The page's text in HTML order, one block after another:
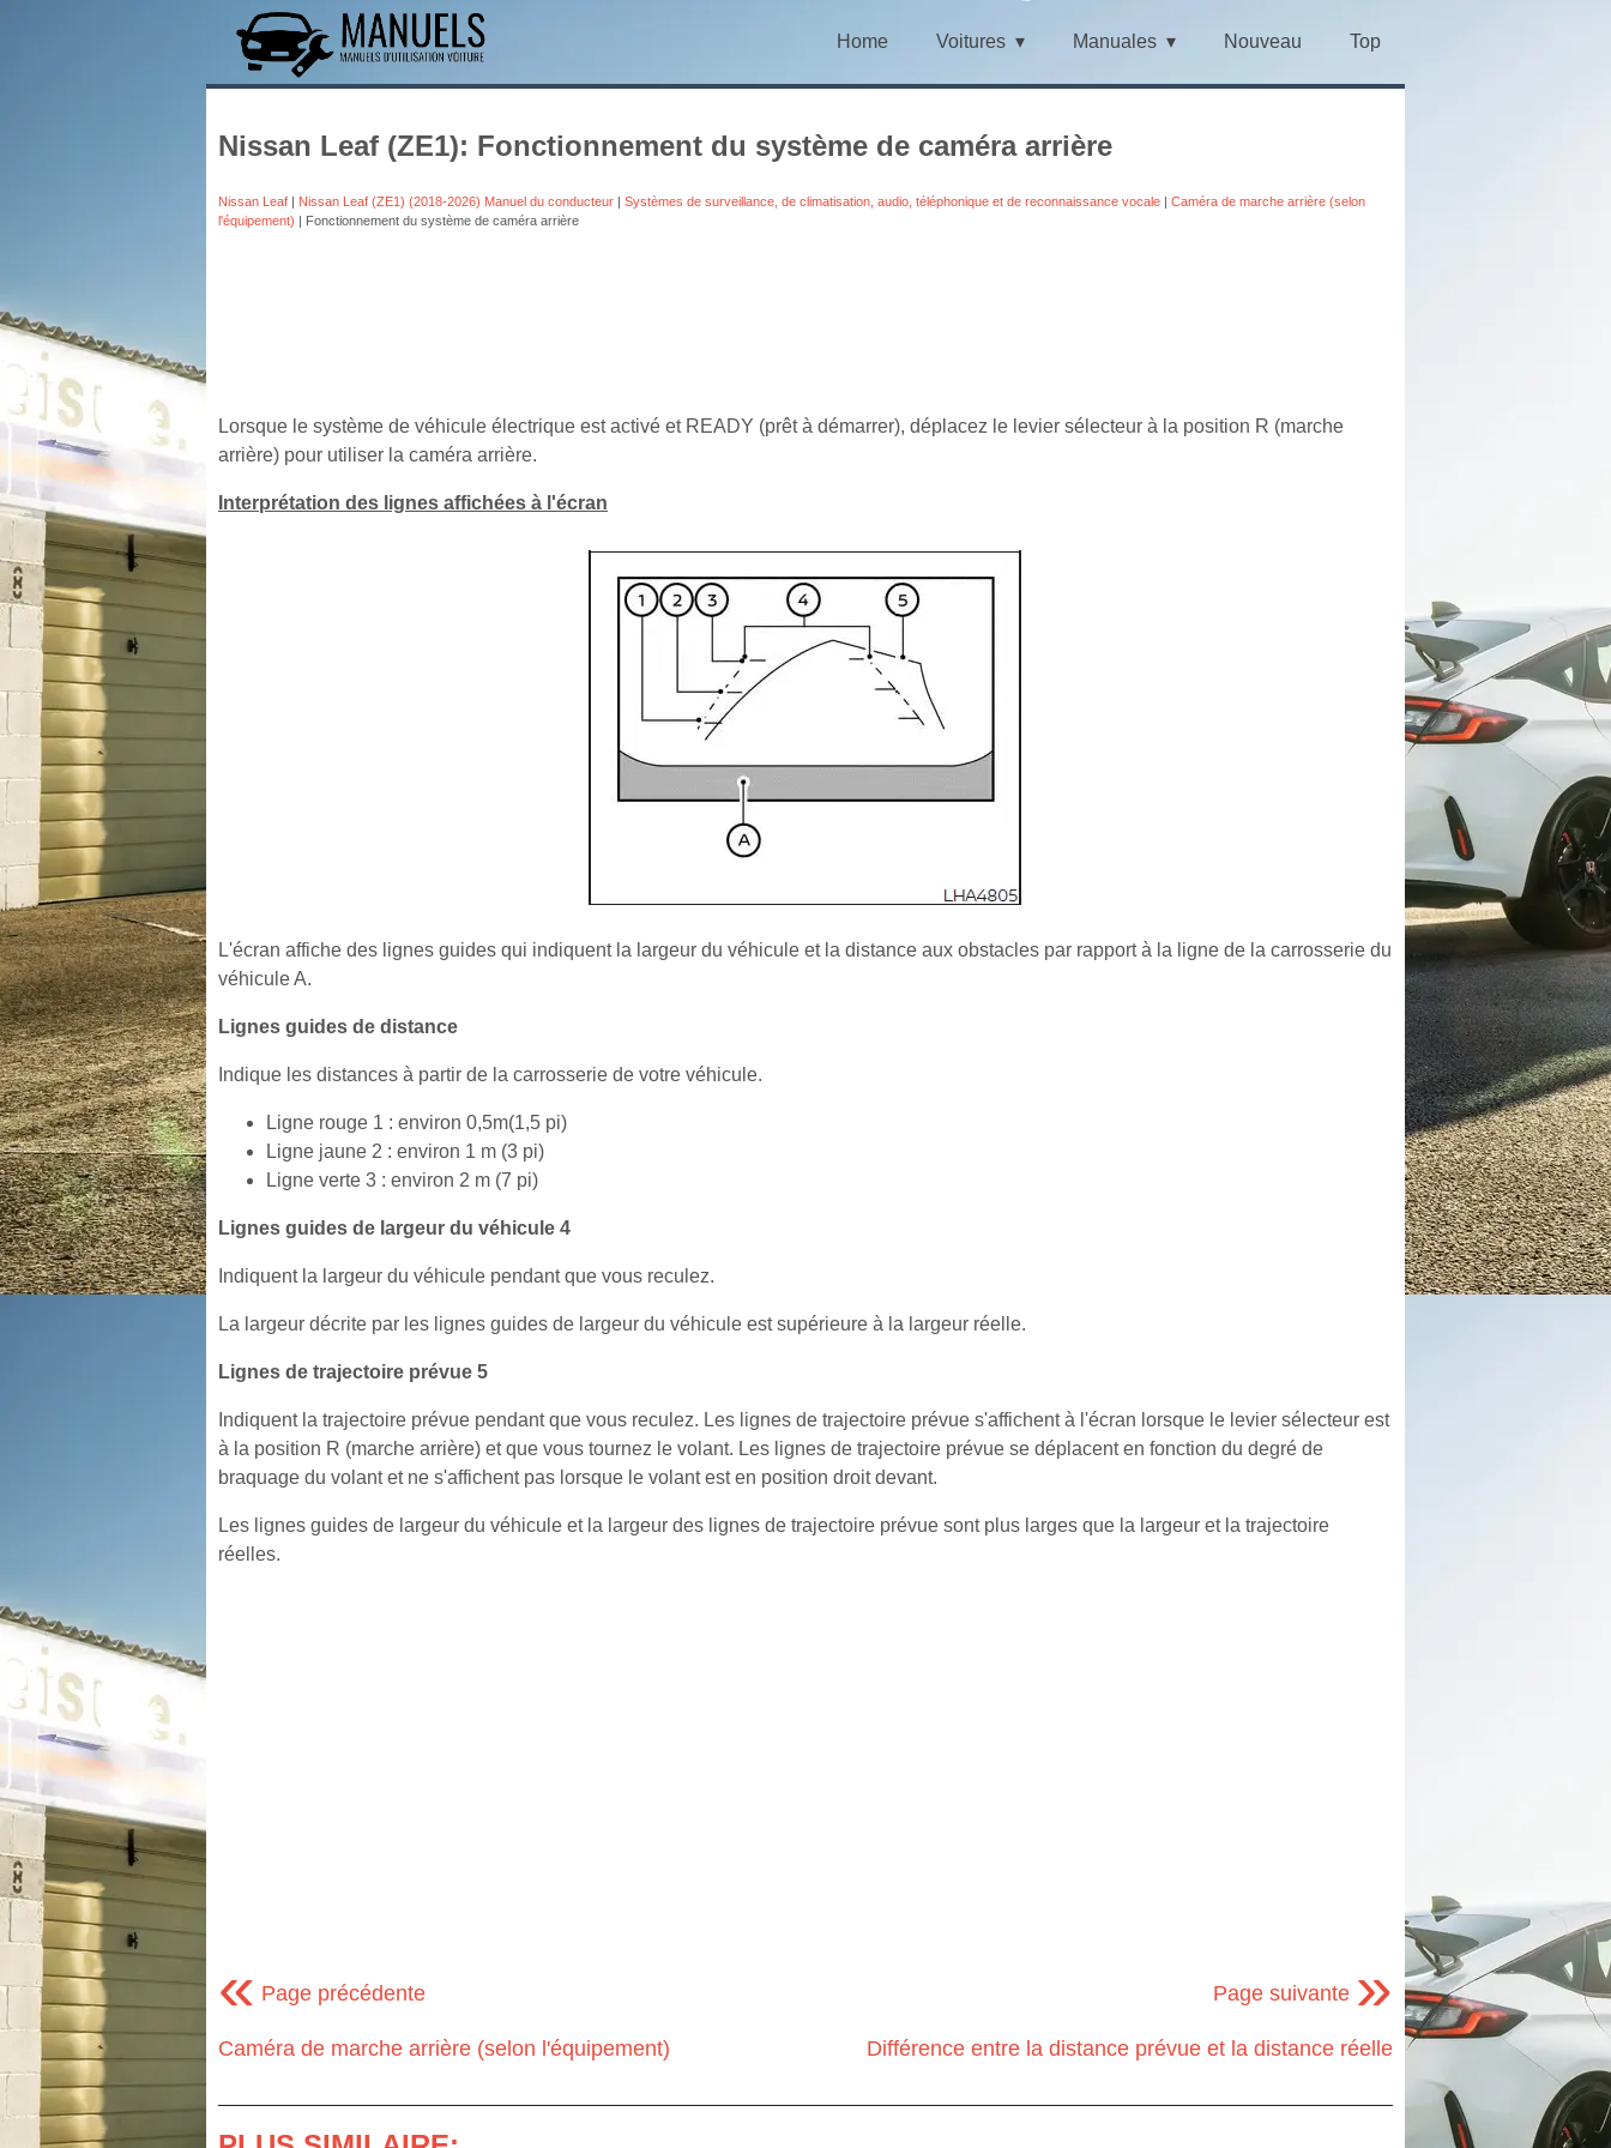
Home Voitures Manuales Nouveau Top
Nissan Leaf (ZE1): Fonctionnement du système de caméra arrière
Nissan Leaf | Nissan Leaf (ZE1) (2018-2026) Manuel du conducteur | Systèmes de surveillance, de climatisation, audio, téléphonique et de reconnaissance vocale | Caméra de marche arrière (selon
l'équipement) | Fonctionnement du système de caméra arrière
Lorsque le système de véhicule électrique est activé et READY (prêt à démarrer), déplacez le levier sélecteur à la position R (marche
arrière) pour utiliser la caméra arrière.
Interprétation des lignes affichées à l'écran
L'écran affiche des lignes guides qui indiquent la largeur du véhicule et la distance aux obstacles par rapport à la ligne de la carrosserie du
véhicule A.
Lignes guides de distance
Indique les distances à partir de la carrosserie de votre véhicule.
Ligne rouge 1 : environ 0,5m(1,5 pi)
Ligne jaune 2 : environ 1 m (3 pi)
Ligne verte 3 : environ 2 m (7 pi)
Lignes guides de largeur du véhicule 4
Indiquent la largeur du véhicule pendant que vous reculez.
La largeur décrite par les lignes guides de largeur du véhicule est supérieure à la largeur réelle.
Lignes de trajectoire prévue 5
Indiquent la trajectoire prévue pendant que vous reculez. Les lignes de trajectoire prévue s'affichent à l'écran lorsque le levier sélecteur est
à la position R (marche arrière) et que vous tournez le volant. Les lignes de trajectoire prévue se déplacent en fonction du degré de
braquage du volant et ne s'affichent pas lorsque le volant est en position droit devant.
Les lignes guides de largeur du véhicule et la largeur des lignes de trajectoire prévue sont plus larges que la largeur et la trajectoire
réelles.
« Page précédente
Caméra de marche arrière (selon l'équipement)
Page suivante »
Différence entre la distance prévue et la distance réelle